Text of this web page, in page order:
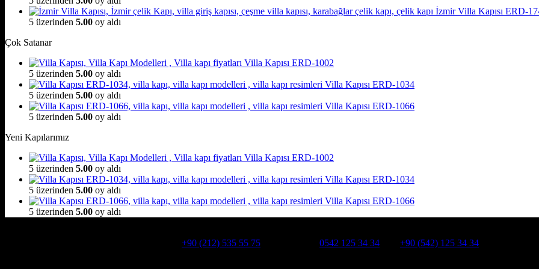
İzmir Villa Kapısı ERD-
5 üzerinden 5.00 oy aldı
Çok Satanar
Villa Kapısı ERD-1002
5 üzerinden 5.00 oy aldı
Villa Kapısı ERD-1034
5 üzerinden 5.00 oy aldı
Villa Kapısı ERD-1066
5 üzerinden 5.00 oy aldı
Yeni Kapılarımız
Villa Kapısı ERD-1002
5 üzerinden 5.00 oy aldı
Villa Kapısı ERD-1034
5 üzerinden 5.00 oy aldı
Villa Kapısı ERD-1066
5 üzerinden 5.00 oy aldı
+90 (212) 535 55 75 0542 125 34 34
+90 (542) 125 34 34